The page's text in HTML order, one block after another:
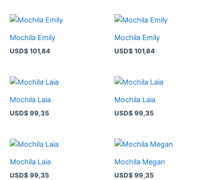
Mochila Emily
USD$ 101,84
Mochila Emily
USD$ 101,84
Mochila Laia
USD$ 99,35
Mochila Laia
USD$ 99,35
Mochila Laia
USD$ 99,35
Mochila Megan
USD$ 99,35